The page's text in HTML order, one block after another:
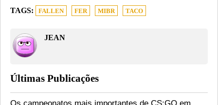
TAGS: FALLEN FER MIBR TACO
JEAN
Últimas Publicações